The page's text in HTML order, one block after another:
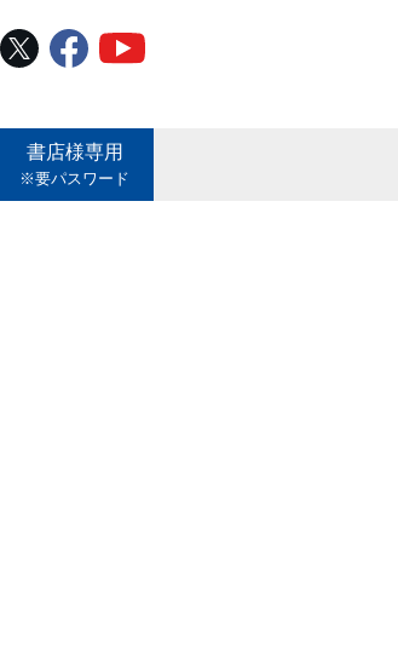
書店様専用
※要パスワード